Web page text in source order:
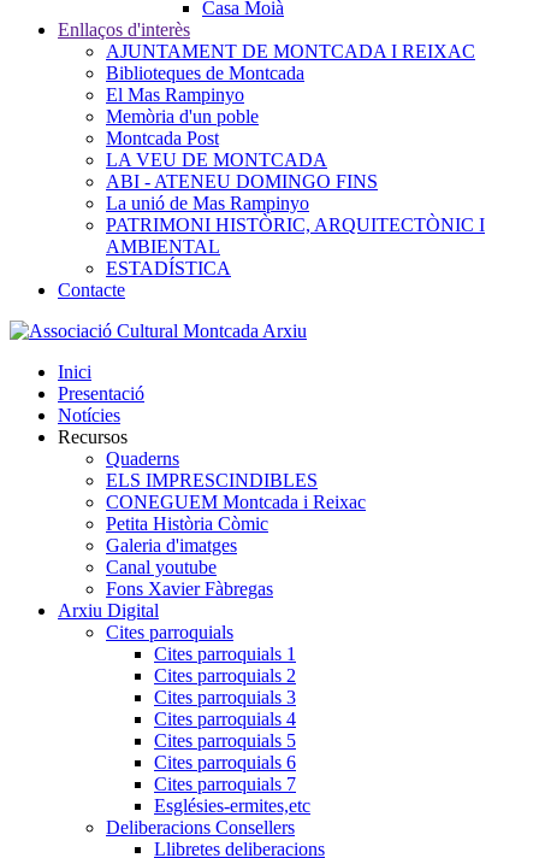
Casa Moià
Enllaços d'interès
AJUNTAMENT DE MONTCADA I REIXAC
Biblioteques de Montcada
El Mas Rampinyo
Memòria d'un poble
Montcada Post
LA VEU DE MONTCADA
ABI - ATENEU DOMINGO FINS
La unió de Mas Rampinyo
PATRIMONI HISTÒRIC, ARQUITECTÒNIC I
AMBIENTAL
ESTADÍSTICA
Contacte
Inici
Presentació
Notícies
Recursos
Quaderns
ELS IMPRESCINDIBLES
CONEGUEM Montcada i Reixac
Petita Història Còmic
Galeria d'imatges
Canal youtube
Fons Xavier Fàbregas
Arxiu Digital
Cites parroquials
Cites parroquials 1
Cites parroquials 2
Cites parroquials 3
Cites parroquials 4
Cites parroquials 5
Cites parroquials 6
Cites parroquials 7
Esglésies-ermites,etc
Deliberacions Consellers
Llibretes deliberacions